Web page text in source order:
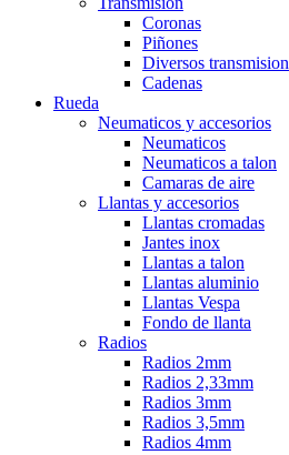
Coronas
Piñones
Diversos transmision
Cadenas
Rueda
Neumaticos y accesorios
Neumaticos
Neumaticos a talon
Camaras de aire
Llantas y accesorios
Llantas cromadas
Jantes inox
Llantas a talon
Llantas aluminio
Llantas Vespa
Fondo de llanta
Radios
Radios 2mm
Radios 2,33mm
Radios 3mm
Radios 3,5mm
Radios 4mm